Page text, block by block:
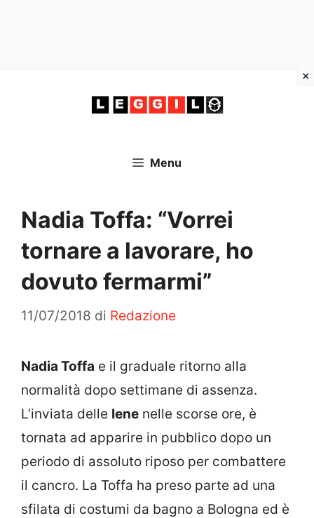
Menu
Nadia Toffa: “Vorrei
tornare a lavorare, ho
dovuto fermarmi”
11/07/2018 di Redazione
Nadia Toffa e il graduale ritorno alla
normalità dopo settimane di assenza.
L’inviata delle Iene nelle scorse ore, è
tornata ad apparire in pubblico dopo un
periodo di assoluto riposo per combattere
il cancro. La Toffa ha preso parte ad una
sfilata di costumi da bagno a Bologna ed è